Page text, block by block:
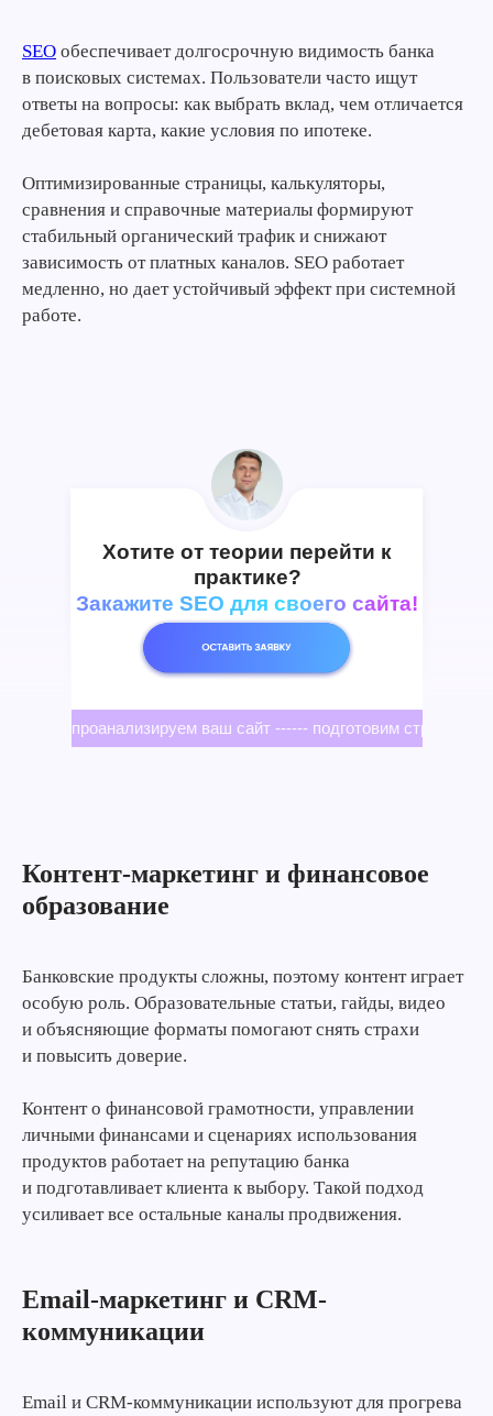
SEO обеспечивает долгосрочную видимость банка
в поисковых системах. Пользователи часто ищут
ответы на вопросы: как выбрать вклад, чем отличается
дебетовая карта, какие условия по ипотеке.
Оптимизированные страницы, калькуляторы,
сравнения и справочные материалы формируют
стабильный органический трафик и снижают
зависимость от платных каналов. SEO работает
медленно, но дает устойчивый эффект при системной
работе.
проанализируем ваш сайт ------ подготовим
Закажите SEO для своего сайта!
Хотите от теории перейти к
практике?
Контент-маркетинг и финансовое
образование
Банковские продукты сложны, поэтому контент играет
особую роль. Образовательные статьи, гайды, видео
и объясняющие форматы помогают снять страхи
и повысить доверие.
Контент о финансовой грамотности, управлении
личными финансами и сценариях использования
продуктов работает на репутацию банка
и подготавливает клиента к выбору. Такой подход
усиливает все остальные каналы продвижения.
Email-маркетинг и CRM-
коммуникации
Email и CRM-коммуникации используют для прогрева